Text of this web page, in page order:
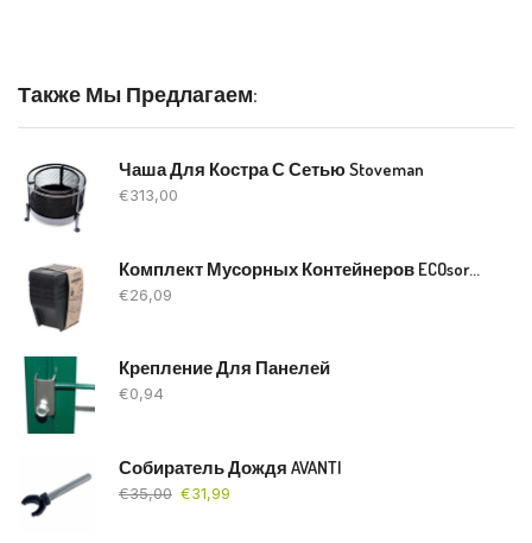
Также Мы Предлагаем:
Чаша Для Костра С Сетью Stoveman
€313,00
Комплект Мусорных Контейнеров ECOsorter, 4x25l
€26,09
Крепление Для Панелей
€0,94
Собиратель Дождя AVANTI
€35,00 €31,99